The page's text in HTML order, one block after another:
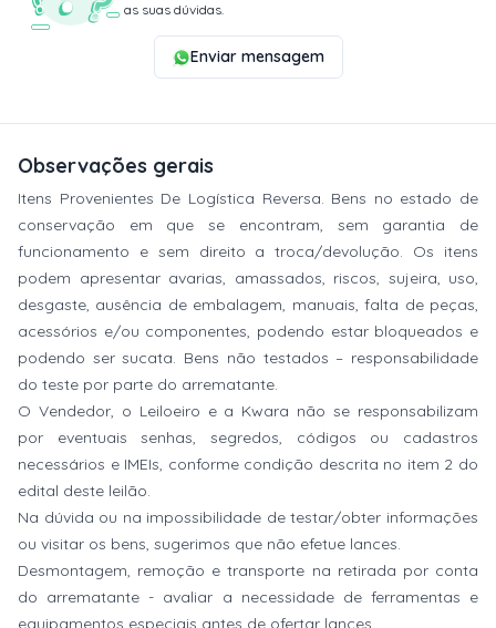
as suas dúvidas.
Enviar mensagem
Observações gerais
Itens Provenientes De Logística Reversa. Bens no estado de
conservação em que se encontram, sem garantia de
funcionamento e sem direito a troca/devolução. Os itens
podem apresentar avarias, amassados, riscos, sujeira, uso,
desgaste, ausência de embalagem, manuais, falta de peças,
acessórios e/ou componentes, podendo estar bloqueados e
podendo ser sucata. Bens não testados – responsabilidade
do teste por parte do arrematante.
O Vendedor, o Leiloeiro e a Kwara não se responsabilizam
por eventuais senhas, segredos, códigos ou cadastros
necessários e IMEIs, conforme condição descrita no item 2 do
edital deste leilão.
Na dúvida ou na impossibilidade de testar/obter informações
ou visitar os bens, sugerimos que não efetue lances.
Desmontagem, remoção e transporte na retirada por conta
do arrematante - avaliar a necessidade de ferramentas e
equipamentos especiais antes de ofertar lances.